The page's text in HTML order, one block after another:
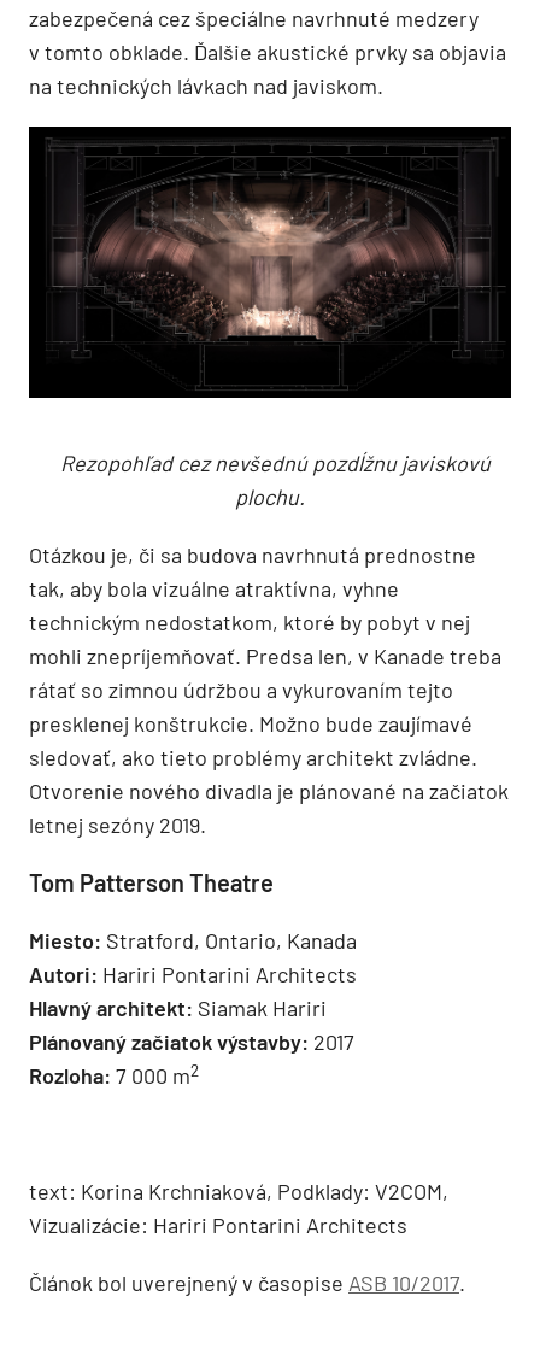
zabezpečená cez špeciálne navrhnuté medzery
v tomto obklade. Ďalšie akustické prvky sa objavia
na technických lávkach nad javiskom.
Rezopohľad cez nevšednú pozdĺžnu javiskovú
plochu.
Otázkou je, či sa budova navrhnutá prednostne
tak, aby bola vizuálne atraktívna, vyhne
technickým nedostatkom, ktoré by pobyt v nej
mohli znepríjemňovať. Predsa len, v Kanade treba
rátať so zimnou údržbou a vykurovaním tejto
presklenej konštrukcie. Možno bude zaujímavé
sledovať, ako tieto problémy architekt zvládne.
Otvorenie nového divadla je plánované na začiatok
letnej sezóny 2019.
Tom Patterson Theatre
Miesto: Stratford, Ontario, Kanada
Autori: Hariri Pontarini Architects
Hlavný architekt: Siamak Hariri
Plánovaný začiatok výstavby: 2017
Rozloha: 7 000 m2
text: Korina Krchniaková, Podklady: V2COM,
Vizualizácie: Hariri Pontarini Architects
Článok bol uverejnený v časopise ASB 10/2017.